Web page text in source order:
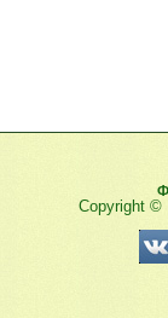
Copyright ©